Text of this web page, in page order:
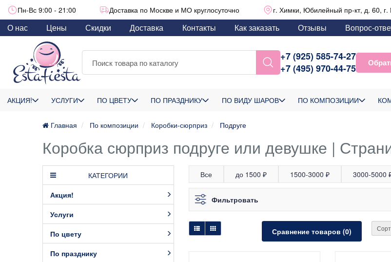
Пн-Вс 9:00 - 21:00 Доставка по Москве и МО круглосуточно г. Химки, Юбилейный пр-кт, д. 60,
О нас Цены Скидки Доставка Контакты Как заказать Отзывы Вопрос-
+7 (925) 585-74-27
+7 (495) 970-44-75
АКЦИЯ! УСЛУГИ ПО ЦВЕТУ ПО ПРАЗДНИКУ ПО ВИДУ ШАРОВ ПО КОМПОЗИЦИИ
Главная По композиции Коробки-сюрприз Подруге
Коробка сюрприз подруге или девушке |
КАТЕГОРИИ
Акция!
Услуги
По цвету
По празднику
Все до 1500 ₽ 1500-3000 ₽ 3000-5000
Фильтровать
Сравнение товаров (0)